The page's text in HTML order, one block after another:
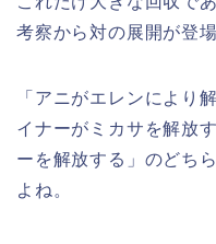
考察から対の展開が登
「アニがエレンにより
イナーがミカサを解放
ーを解放する」のどち
よね。